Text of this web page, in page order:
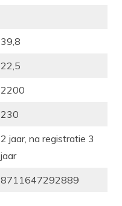
39,8
22,5
2200
230
2 jaar, na registratie 3
jaar
8711647292889